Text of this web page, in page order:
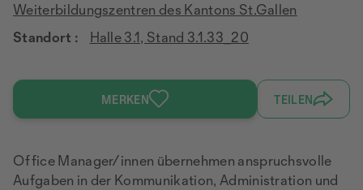
Weiterbildungszentren des Kantons St.Gallen
Standort :
Halle 3.1, Stand 3.1.33_20
MERKEN TEILEN
Office Manager/innen übernehmen anspruchsvolle
Aufgaben in der Kommunikation, Administration und